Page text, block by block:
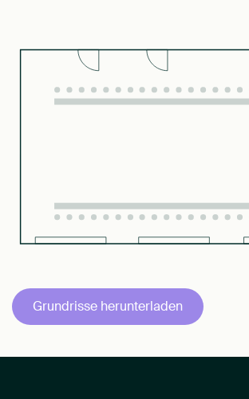
Grundrisse herunterladen